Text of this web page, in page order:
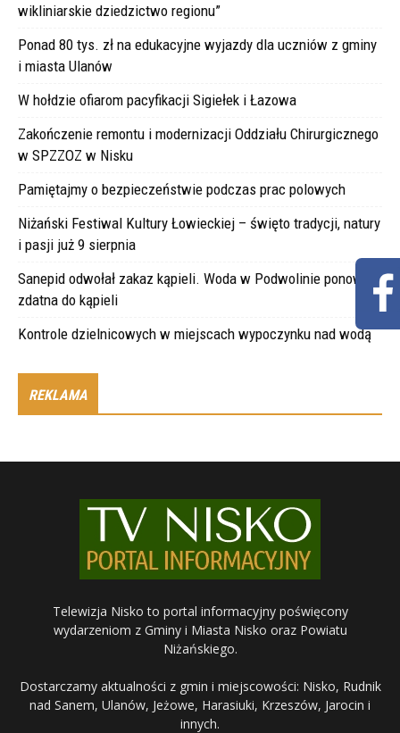
wikliniarskie dziedzictwo regionu”
Ponad 80 tys. zł na edukacyjne wyjazdy dla uczniów z gminy
i miasta Ulanów
W hołdzie ofiarom pacyfikacji Sigiełek i Łazowa
Zakończenie remontu i modernizacji Oddziału Chirurgicznego
w SPZZOZ w Nisku
Pamiętajmy o bezpieczeństwie podczas prac polowych
Niżański Festiwal Kultury Łowieckiej – święto tradycji, natury
i pasji już 9 sierpnia
Sanepid odwołał zakaz kąpieli. Woda w Podwolinie ponownie
zdatna do kąpieli
Kontrole dzielnicowych w miejscach wypoczynku nad wodą
REKLAMA
Telewizja Nisko to portal informacyjny poświęcony
wydarzeniom z Gminy i Miasta Nisko oraz Powiatu
Niżańskiego.
Dostarczamy aktualności z gmin i miejscowości: Nisko, Rudnik
nad Sanem, Ulanów, Jeżowe, Harasiuki, Krzeszów, Jarocin i
innych.